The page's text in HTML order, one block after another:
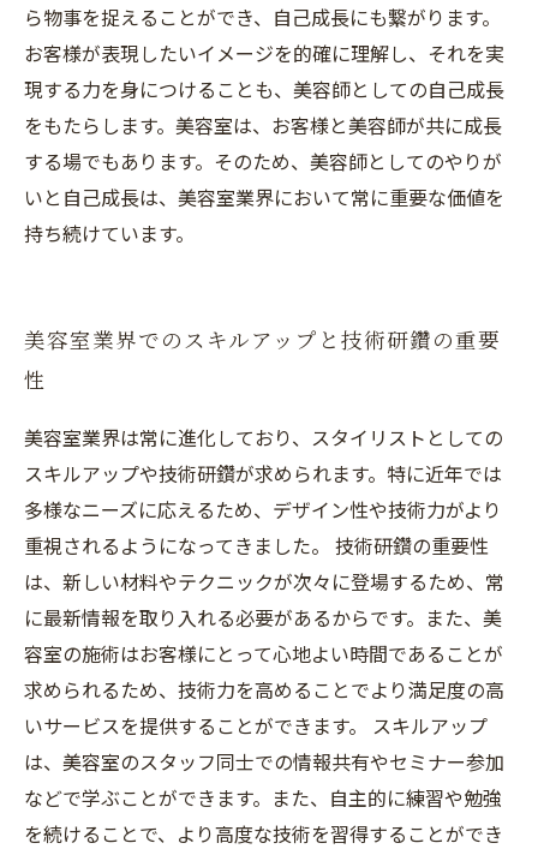
ら物事を捉えることができ、自己成長にも繋がります。
お客様が表現したいイメージを的確に理解し、それを実
現する力を身につけることも、美容師としての自己成長
をもたらします。美容室は、お客様と美容師が共に成長
する場でもあります。そのため、美容師としてのやりが
いと自己成長は、美容室業界において常に重要な価値を
持ち続けています。
美容室業界でのスキルアップと技術研鑽の重要
性
美容室業界は常に進化しており、スタイリストとしての
スキルアップや技術研鑽が求められます。特に近年では
多様なニーズに応えるため、デザイン性や技術力がより
重視されるようになってきました。 技術研鑽の重要性
は、新しい材料やテクニックが次々に登場するため、常
に最新情報を取り入れる必要があるからです。また、美
容室の施術はお客様にとって心地よい時間であることが
求められるため、技術力を高めることでより満足度の高
いサービスを提供することができます。 スキルアップ
は、美容室のスタッフ同士での情報共有やセミナー参加
などで学ぶことができます。また、自主的に練習や勉強
を続けることで、より高度な技術を習得することができ